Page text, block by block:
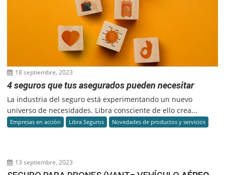
18 septiembre, 2023
4 seguros que tus asegurados pueden necesitar
La industria del seguro está experimentando un nuevo
universo de necesidades. Libra consciente de ello crea...
Empresas en acción Libra Seguros Novedades de productos y servicios
13 septiembre, 2023